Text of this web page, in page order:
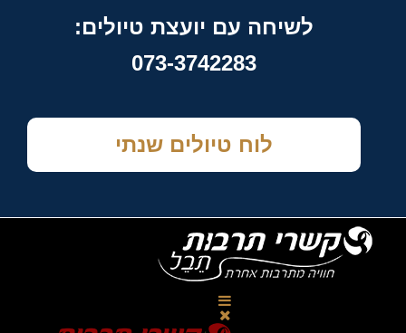
לשיחה עם יועצת טיולים:
073-3742283
לוח טיולים שנתי